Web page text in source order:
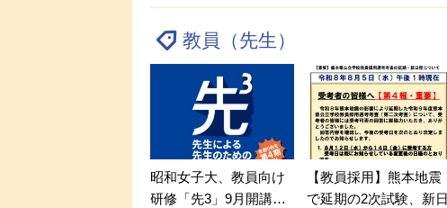
教員（先生）
昭和女子大、教員向け
研修「先3」9月開講…
【教員採用】熊本地震
で延期の2次試験、新日